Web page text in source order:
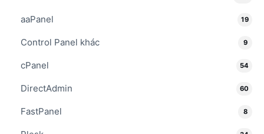
aaPanel 19
Control Panel khác 9
cPanel 54
DirectAdmin 60
FastPanel 8